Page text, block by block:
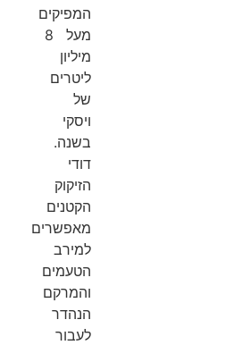
המפיקים
מעל 8
מיליון
ליטרים
של
ויסקי
בשנה.
דודי
הזיקוק
הקטנים
מאפשרים
למירב
הטעמים
והמרקם
הנהדר
לעבור